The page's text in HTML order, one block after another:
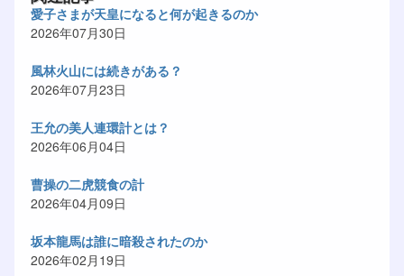
愛子さまが天皇になると何が起きるのか
2026年07月30日
風林火山には続きがある？
2026年07月23日
王允の美人連環計とは？
2026年06月04日
曹操の二虎競食の計
2026年04月09日
坂本龍馬は誰に暗殺されたのか
2026年02月19日